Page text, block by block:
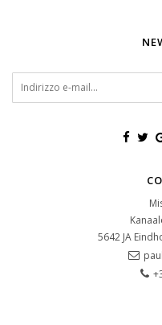
5642 JA